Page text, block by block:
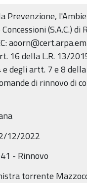
Prevenzione,
(S.A.C.) di
16 della L.R. 13/
degli artt. 7 e 8
di rinnovo di
12/2022
- Rinnovo
torrente